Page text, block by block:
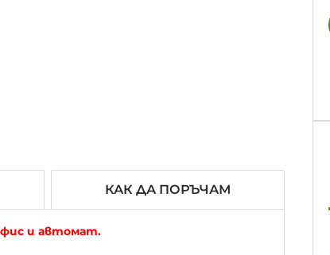
КАК ДА ПОРЪЧАМ
и автомат.